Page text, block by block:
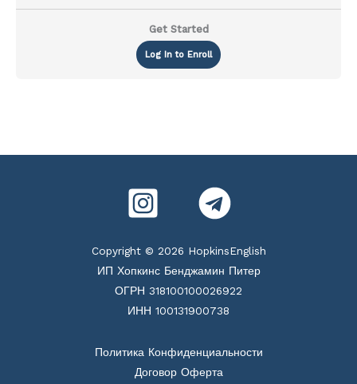
Get Started
Log In to Enroll
Copyright © 2026 HopkinsEnglish
ИП Хопкинс Бенджамин Питер
ОГРН 318100100026922
ИНН 100131900738
Политика Конфиденциальности
Договор Оферта